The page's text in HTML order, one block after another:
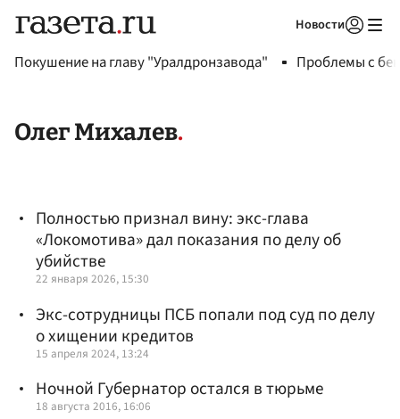
Новости
Покушение на главу "Уралдронзавода" Проблемы с
Олег Михалев
Полностью признал вину: экс-глава
«Локомотива» дал показания по делу об
убийстве
22 января 2026, 15:30
Экс-сотрудницы ПСБ попали под суд по делу
о хищении кредитов
15 апреля 2024, 13:24
Ночной Губернатор остался в тюрьме
18 августа 2016, 16:06